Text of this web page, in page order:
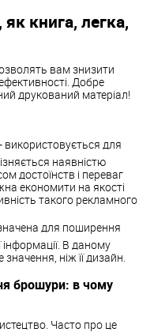
книга, легка,
вам знизити
Добре
друкований матеріал!
- використовується для
наявністю
достоїнств і переваг
економити на якості
такого рекламного
для поширення
інформації. В даному
ніж її дизайн.
брошури: в чому
Часто про це